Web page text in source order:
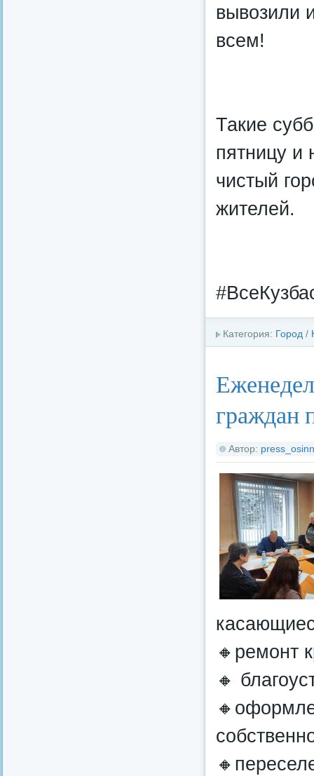
вывозили
всем!
Такие
пятницу и
чистый
жителей.
Категория: Город /
граждан
Автор:
🔸ремонт
🔸